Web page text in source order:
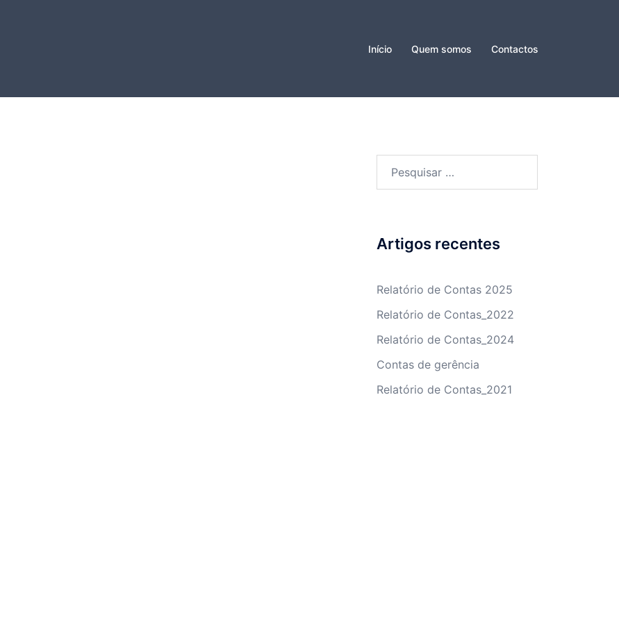
Início Quem somos Contactos
Artigos recentes
Relatório de Contas 2025
Relatório de Contas_2022
Relatório de Contas_2024
Contas de gerência
Relatório de Contas_2021